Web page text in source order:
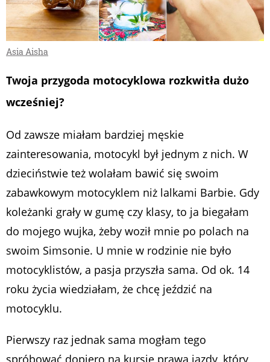
Asia Aisha
Twoja przygoda motocyklowa rozkwitła dużo
wcześniej?
Od zawsze miałam bardziej męskie
zainteresowania, motocykl był jednym z nich. W
dzieciństwie też wolałam bawić się swoim
zabawkowym motocyklem niż lalkami Barbie. Gdy
koleżanki grały w gumę czy klasy, to ja biegałam
do mojego wujka, żeby woził mnie po polach na
swoim Simsonie. U mnie w rodzinie nie było
motocyklistów, a pasja przyszła sama. Od ok. 14
roku życia wiedziałam, że chcę jeździć na
motocyklu.
Pierwszy raz jednak sama mogłam tego
spróbować dopiero na kursie prawa jazdy, który